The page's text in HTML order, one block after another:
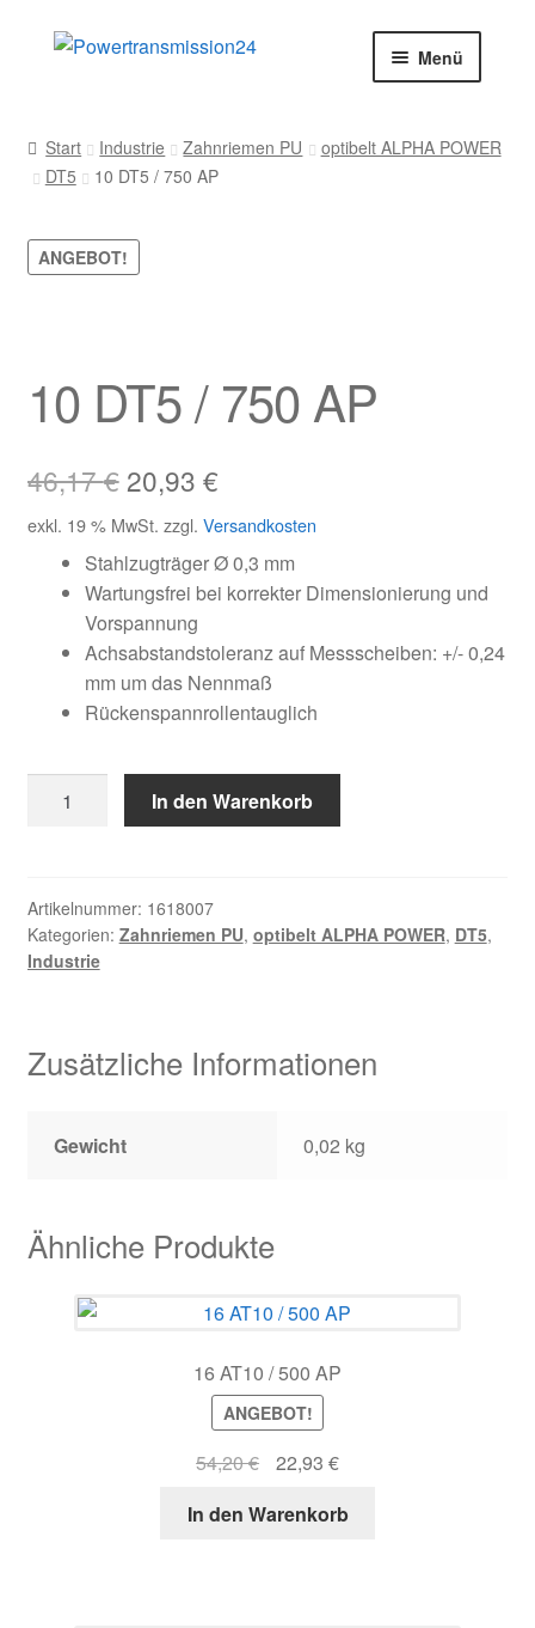
Zur
Zum
Menü
AGB
Blog
Kasse
Kontakt
Kundeninformationen
Mein Konto
Shop
Warenkorb
Zahlungsarten
Start Industrie Zahnriemen PU
optibelt ALPHA POWER
DT5
10 DT5 / 750 AP
ANGEBOT!
10 DT5 / 750 AP
46,17€ Ursprünglicher
Preis
war:
46,17 €
20,93 €Aktueller
Preis
ist:
20,93 €.
exkl. 19 % MwSt. zzgl. Versandkosten
Stahlzugträger Ø 0,3 mm
Wartungsfrei bei korrekter Dimensionierung und
Vorspannung
Achsabstandstoleranz auf Messscheiben: +/- 0,24
mm um das Nennmaß
Rückenspannrollentauglich
AP
Menge
In den Warenkorb
Artikelnummer: 1618007
Kategorien: Zahnriemen PU, optibelt ALPHA POWER, DT5,
Industrie
Zusätzliche Informationen
Gewicht 0,02 kg
Ähnliche Produkte
16 AT10 / 500 AP
ANGEBOT!
54,20€
Ursprünglicher
war:
22,93 €Aktueller
ist:
In den Warenkorb